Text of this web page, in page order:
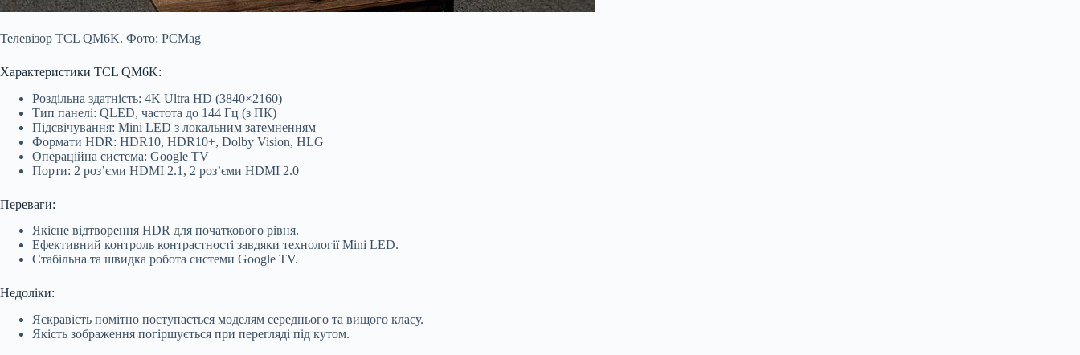
Телевізор TCL QM6K. Фото: PCMag
Характеристики TCL QM6K:
Роздільна здатність: 4K Ultra HD (3840×2160)
Тип панелі: QLED, частота до 144 Гц (з ПК)
Підсвічування: Mini LED з локальним затемненням
Формати HDR: HDR10, HDR10+, Dolby Vision, HLG
Операційна система: Google TV
Порти: 2 роз’єми HDMI 2.1, 2 роз’єми HDMI 2.0
Переваги:
Якісне відтворення HDR для початкового рівня.
Ефективний контроль контрастності завдяки технології Mini LED.
Стабільна та швидка робота системи Google TV.
Недоліки:
Яскравість помітно поступається моделям середнього та вищого класу.
Якість зображення погіршується при перегляді під кутом.